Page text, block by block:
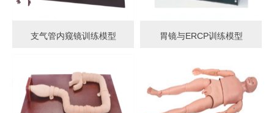
支气管内窥镜训练模型 胃镜与ERCP训练模型